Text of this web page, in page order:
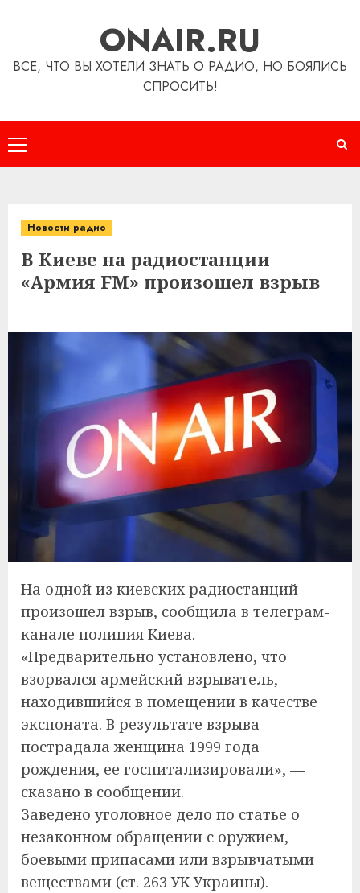
ONAIR.RU
ВСЕ, ЧТО ВЫ ХОТЕЛИ ЗНАТЬ О РАДИО, НО БОЯЛИСЬ
СПРОСИТЬ!
Основное
меню
Новости радио
В Киеве на радиостанции
«Армия FM» произошел взрыв
На одной из киевских радиостанций
произошел взрыв, сообщила в телеграм-
канале полиция Киева.
«Предварительно установлено, что
взорвался армейский взрыватель,
находившийся в помещении в качестве
экспоната. В результате взрыва
пострадала женщина 1999 года
рождения, ее госпитализировали», —
сказано в сообщении.
Заведено уголовное дело по статье о
незаконном обращении с оружием,
боевыми припасами или взрывчатыми
веществами (ст. 263 УК Украины).